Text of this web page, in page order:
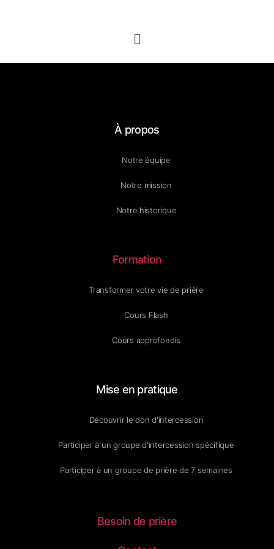
À propos
Notre équipe
Notre mission
Notre historique
Formation
Transformer votre vie de prière
Cours Flash
Cours approfondis
Mise en pratique
Découvrir le don d'intercession
Participer à un groupe d'intercession spécifique
Participer à un groupe de prière de 7 semaines
Besoin de prière